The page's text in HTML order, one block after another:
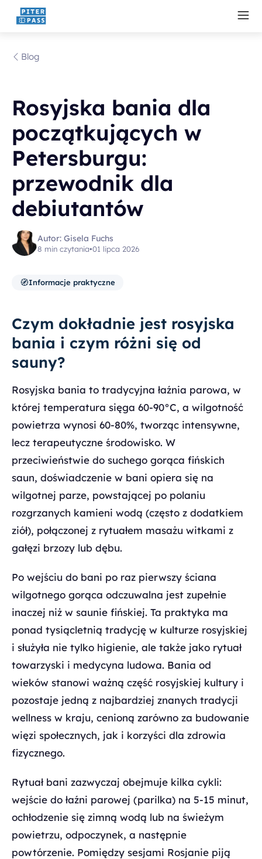
Blog
Rosyjska bania dla
początkujących w
Petersburgu:
przewodnik dla
debiutantów
Autor: Gisela Fuchs
8 min czytania•01 lipca 2026
🧭Informacje praktyczne
Czym dokładnie jest rosyjska
bania i czym różni się od
sauny?
Rosyjska bania to tradycyjna łaźnia parowa, w
której temperatura sięga 60-90°C, a wilgotność
powietrza wynosi 60-80%, tworząc intensywne,
lecz terapeutyczne środowisko. W
przeciwieństwie do suchego gorąca fińskich
saun, doświadczenie w bani opiera się na
wilgotnej parze, powstającej po polaniu
rozgrzanych kamieni wodą (często z dodatkiem
ziół), połączonej z rytuałem masażu witkami z
gałęzi brzozy lub dębu.
Po wejściu do bani po raz pierwszy ściana
wilgotnego gorąca odczuwalna jest zupełnie
inaczej niż w saunie fińskiej. Ta praktyka ma
ponad tysiącletnią tradycję w kulturze rosyjskiej
i służyła nie tylko higienie, ale także jako rytuał
towarzyski i medycyna ludowa. Bania od
wieków stanowi ważną część rosyjskiej kultury i
pozostaje jedną z najbardziej znanych tradycji
wellness w kraju, cenioną zarówno za budowanie
więzi społecznych, jak i korzyści dla zdrowia
fizycznego.
Rytuał bani zazwyczaj obejmuje kilka cykli:
wejście do łaźni parowej (parilka) na 5-15 minut,
ochłodzenie się zimną wodą lub na świeżym
powietrzu, odpoczynek, a następnie
powtórzenie. Pomiędzy sesjami Rosjanie piją